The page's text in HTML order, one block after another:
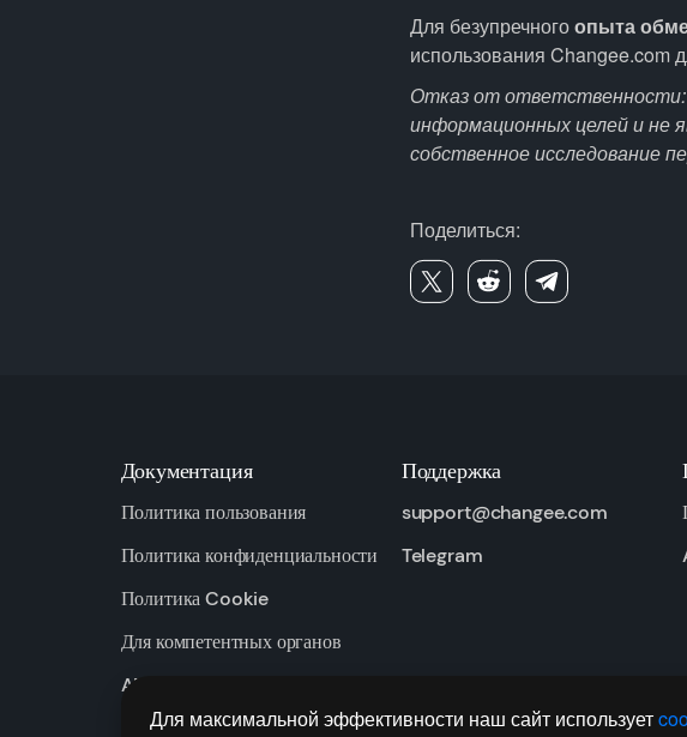
Для безупречногоопыта
использования Changee.com
Отказ от
информационных целей и не
собственное исследование
Поделиться:
Для максимальной эффективности наш сайт использует
Документация
Политика пользования
Политика конфиденциальности
Политика Cookie
Для компетентных органов
AML / KYC
Поддержка
support@changee.com
Telegram